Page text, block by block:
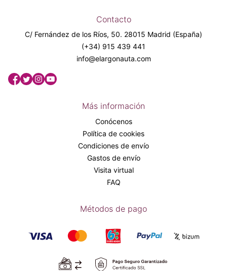
Contacto
C/ Fernández de los Ríos, 50. 28015 Madrid (España)
(+34) 915 439 441
info@elargonauta.com
Más información
Conócenos
Política de cookies
Condiciones de envío
Gastos de envío
Visita virtual
FAQ
Métodos de pago